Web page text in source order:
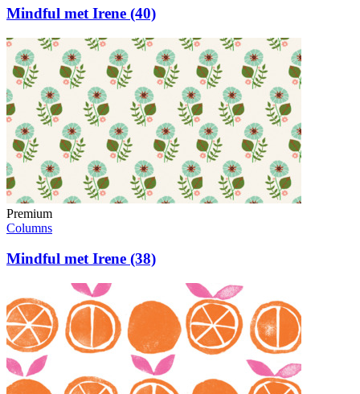
Mindful met Irene (40)
Premium
Columns
Mindful met Irene (38)